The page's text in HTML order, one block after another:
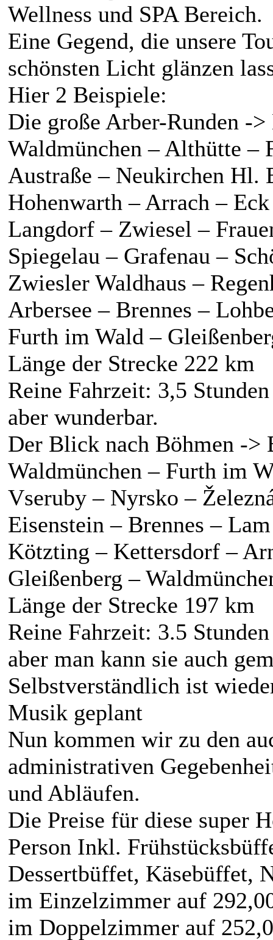
Wellness und SPA Bereich.
Eine Gegend, die unsere
schönsten Licht glänzen
Hier 2 Beispiele:
Die große Arber-Runden -
Waldmünchen – Althütte –
Austraße – Neukirchen Hl.
Hohenwarth – Arrach –
Langdorf – Zwiesel –
Spiegelau – Grafenau –
Zwiesler Waldhaus –
Arbersee – Brennes –
Furth im Wald –
Länge der Strecke 222 km
Reine Fahrzeit: 3,5
aber wunderbar.
Der Blick nach Böhmen ->
Waldmünchen – Furth im
Vseruby – Nyrsko –
Eisenstein – Brennes –
Kötzting – Kettersdorf –
Gleißenberg –
Länge der Strecke 197 km
Reine Fahrzeit: 3.5
aber man kann sie auch
Selbstverständlich ist
Musik geplant
Nun kommen wir zu den
administrativen
und Abläufen.
Die Preise für diese super
Person Inkl.
Dessertbüffet, Käsebüffet,
im Einzelzimmer auf
im Doppelzimmer auf